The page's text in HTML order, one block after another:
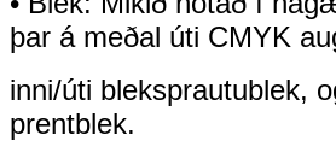
þar á meðal úti CMYK
inni/úti bleksprautublek,
prentblek.